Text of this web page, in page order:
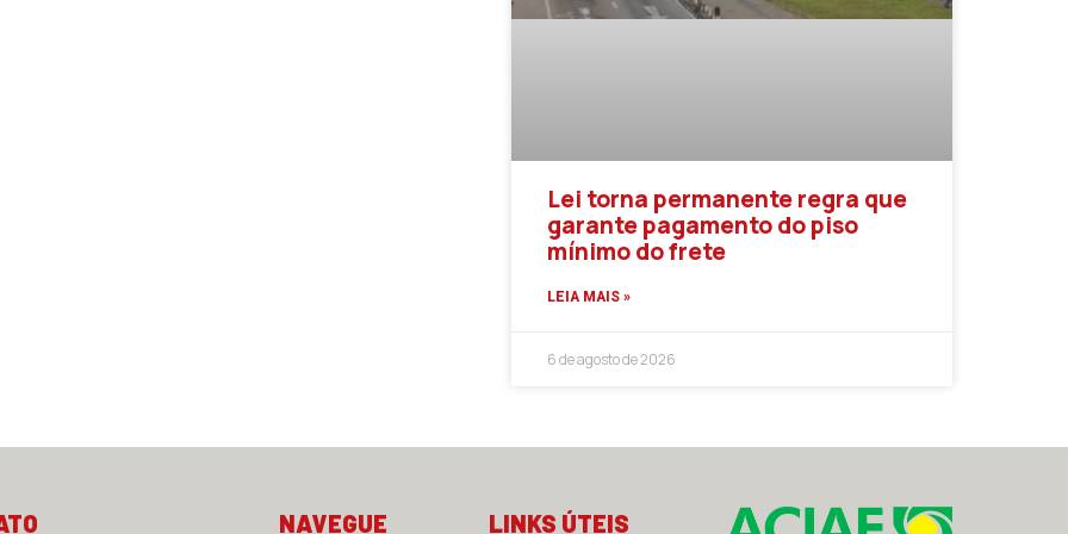
Lei torna permanente regra que
garante pagamento do piso
mínimo do frete
LEIA MAIS »
6 de agosto de 2026
NAVEGUE LINKS ÚTEIS